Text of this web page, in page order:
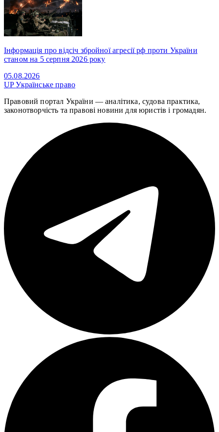
Інформація про відсіч збройної агресії рф проти України
станом на 5 серпня 2026 року
05.08.2026
UPУкраїнське право
Правовий портал України — аналітика, судова практика,
законотворчість та правові новини для юристів і громадян.